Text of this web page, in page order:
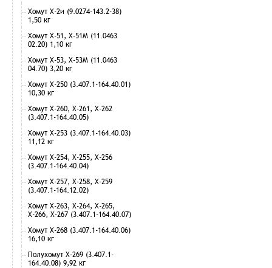
Хомут Х-2и (9.0274-143.2-38)
1,50 кг
Хомут Х-51, Х-51М (11.0463
02.20) 1,10 кг
Хомут Х-53, Х-53М (11.0463
04.70) 3,20 кг
Хомут Х-250 (3.407.1-164.40.01)
10,30 кг
Хомут Х-260, Х-261, Х-262
(3.407.1-164.40.05)
Хомут Х-253 (3.407.1-164.40.03)
11,12 кг
Хомут Х-254, Х-255, Х-256
(3.407.1-164.40.04)
Хомут Х-257, Х-258, Х-259
(3.407.1-164.12.02)
Хомут Х-263, Х-264, Х-265,
Х-266, Х-267 (3.407.1-164.40.07)
Хомут Х-268 (3.407.1-164.40.06)
16,10 кг
Полухомут Х-269 (3.407.1-
164.40.08) 9,92 кг